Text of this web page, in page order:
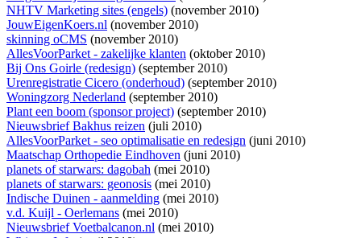
NHTV Marketing sites (engels) (november 2010)
JouwEigenKoers.nl (november 2010)
skinning oCMS (november 2010)
AllesVoorParket - zakelijke klanten (oktober 2010)
Bij Ons Goirle (redesign) (september 2010)
Urenregistratie Cicero (onderhoud) (september 2010)
Woningzorg Nederland (september 2010)
Plant een boom (sponsor project) (september 2010)
Nieuwsbrief Bakhus reizen (juli 2010)
AllesVoorParket - seo optimalisatie en redesign (juni 2010)
Maatschap Orthopedie Eindhoven (juni 2010)
planets of starwars: dagobah (mei 2010)
planets of starwars: geonosis (mei 2010)
Indische Duinen - aanmelding (mei 2010)
v.d. Kuijl - Oerlemans (mei 2010)
Nieuwsbrief Voetbalcanon.nl (mei 2010)